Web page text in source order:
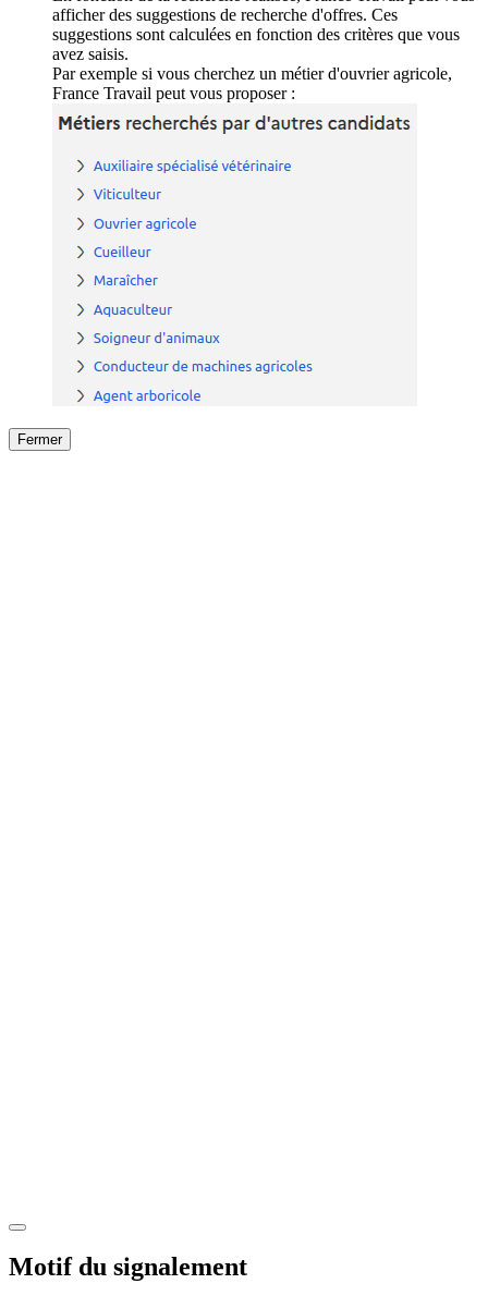
afficher des suggestions de recherche d'offres. Ces
suggestions sont calculées en fonction des critères que vous
avez saisis.
Par exemple si vous cherchez un métier d'ouvrier agricole,
France Travail peut vous proposer :
Fermer
Motif du signalement